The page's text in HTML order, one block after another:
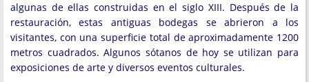
algunas de ellas construidas en el siglo XIII. Después de la
restauración, estas antiguas bodegas se abrieron a los
visitantes, con una superficie total de aproximadamente 1200
metros cuadrados. Algunos sótanos de hoy se utilizan para
exposiciones de arte y diversos eventos culturales.